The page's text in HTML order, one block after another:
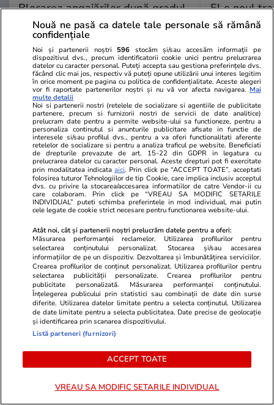
Blocarea angajărilor după gradul
de ocupare a paturilor riscă să
lovească marile spitale.
Avertismentul reprezentanților
pacienților
El e noul
Fotbalistul
PARTENERI
Elle.ro
Este vestea momentului în
showbiz! La 53 de ani, celebra
actriță a anunțat oficial nașterea
celui de-al treilea copil al său:
"Bun venit în lume, fiule"
Unica.ro
Mirabela
flancată de
Nouă ne pasă ca datele tale personale să rămână
confidențiale
Noi și partenerii noștri 596 stocăm și/sau accesăm informații pe
dispozitivul dvs., precum identificatorii cookie unici pentru prelucrarea
datelor cu caracter personal. Puteți accepta sau gestiona preferințele dvs.
făcând clic mai jos, respectiv vă puteți opune utilizării unui interes legitim
în orice moment pe pagina cu politica de confidențialitate. Aceste alegeri
vor fi raportate partenerilor noștri și nu vă vor afecta navigarea. Mai
multe detalii
Noi si partenerii nostri (retelele de socializare si agentiile de publicitate
partenere, precum si furnizorii nostri de servicii de date analitice)
prelucram date pentru a permite website-ului sa functioneze, pentru a
personaliza continutul si anunturile publicitare afisate in functie de
interesele si/sau profilul dvs., pentru a va oferi functionalitati aferente
retelelor de socializare si pentru a analiza traficul pe website. Beneficiati
de drepturile prevazute de art. 15-22 din GDPR in legatura cu
prelucrarea datelor cu caracter personal. Aceste drepturi pot fi exercitate
prin modalitatea indicataaici. Prin click pe “ACCEPT TOATE”, acceptati
folosirea tuturor Tehnologiilor de tip Cookie, care implica inclusiv acceptul
dvs. cu privire la stocarea/accesarea informatiilor de catre Vendor-ii cu
care colaboram. Prin click pe “VREAU SA MODIFIC SETARILE
INDIVIDUAL” puteti schimba preferintele in mod individual, mai putin
cele legate de cookie strict necesare pentru functionarea website-ului.
Atât noi, cât și partenerii noștri prelucrăm datele pentru a oferi:
Măsurarea performanței reclamelor. Utilizarea profilurilor pentru
selectarea conținutului personalizat. Stocarea și/sau accesarea
informațiilor de pe un dispozitiv. Dezvoltarea și îmbunătățirea serviciilor.
Crearea profilurilor de conținut personalizat. Utilizarea profilurilor pentru
selectarea publicității personalizate. Crearea profilurilor pentru
publicitate personalizată. Măsurarea performanței conținutului.
Înțelegerea publicului prin statistici sau combinații de date din surse
diferite. Utilizarea datelor limitate pentru a selecta conținutul. Utilizarea
de date limitate pentru a selecta publicitatea. Date precise de geolocație
și identificarea prin scanarea dispozitivului.
Listă parteneri (furnizori)
ACCEPT TOATE
VREAU SA MODIFIC SETARILE INDIVIDUAL